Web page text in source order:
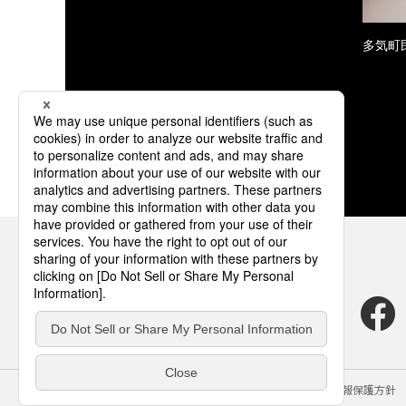
多気町
サイトのご利用にあたって クッキーポリシー 個人情報保護方針